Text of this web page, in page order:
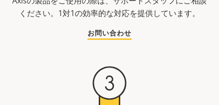
ください。1対1の効率的な対応を提供しています。
お問い合わせ